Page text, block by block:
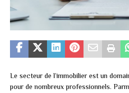
Le secteur de l’immobilier est un
pour de nombreux professionnels.